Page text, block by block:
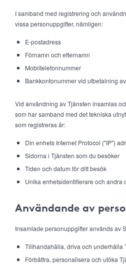
I samband med registrering och
vissa personuppgifter, nämligen:
E-postadress
Förnamn och efternamn
Mobiltelefonnummer
Bankkontonummer vid utbetalning
Vid användning av Tjänsten insamlas
som har samband med det tekniska
som registreras är:
Din enhets Internet Protocol ("IP")
Sidorna i Tjänsten som du besöker
Tiden och datum för ditt besök
Unika enhetsidentifierare och andra
Användande av
Insamlade personuppgifter används av
Tillhandahålla, driva och underhålla
Förbättra, personalisera och utöka